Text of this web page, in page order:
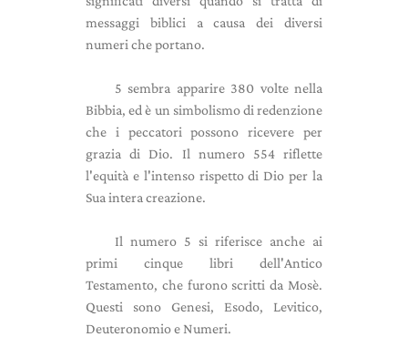
messaggi biblici a causa dei diversi
numeri che portano.
5 sembra apparire 380 volte nella
Bibbia, ed è un simbolismo di redenzione
che i peccatori possono ricevere per
grazia di Dio. Il numero 554 riflette
l'equità e l'intenso rispetto di Dio per la
Sua intera creazione.
Il numero 5 si riferisce anche ai
primi cinque libri dell'Antico
Testamento, che furono scritti da Mosè.
Questi sono Genesi, Esodo, Levitico,
Deuteronomio e Numeri.